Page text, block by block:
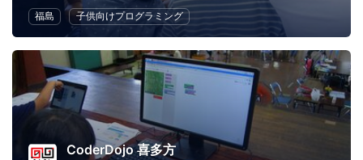
福島
子供向けプログラミング
CoderDojo 喜多方